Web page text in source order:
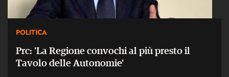
POLITICA
Prc: 'La Regione convochi al più presto il
Tavolo delle Autonomie'